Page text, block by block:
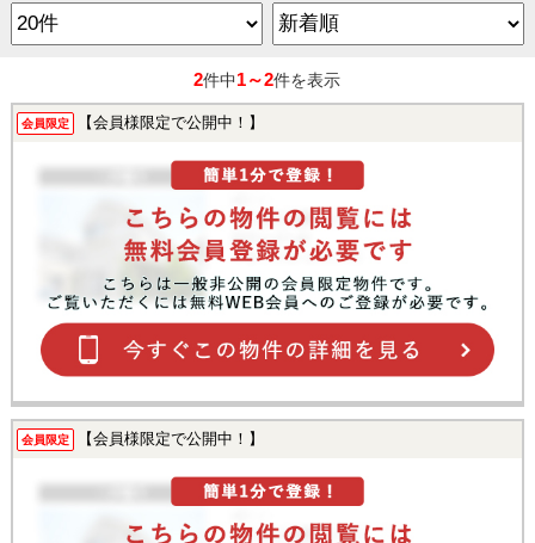
2件中1～2件を表示
会員限定 【会員様限定で公開中！】
会員限定 【会員様限定で公開中！】